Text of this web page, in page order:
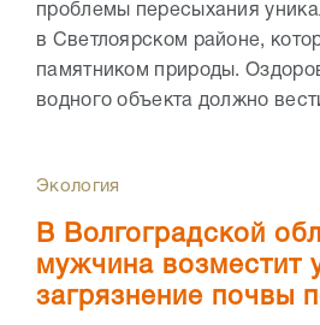
проблемы пересыхания
в Светлоярском районе,
памятником природы.
водного объекта должно
Экология
В Волгоградской
мужчина возместит
загрязнение почвы